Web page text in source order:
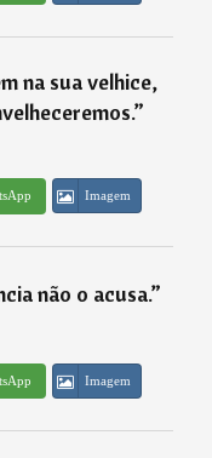
na sua velhice,
”
Imagem
não o acusa.”
Imagem